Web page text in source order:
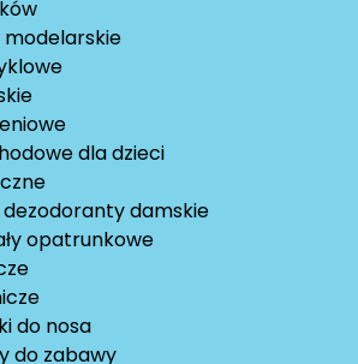
modelarskie
dla dzieci
damskie
opatrunkowe
do nosa
do zabawy